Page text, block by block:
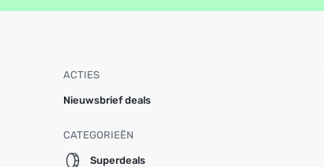
ACTIES
Nieuwsbrief deals
CATEGORIEËN
Superdeals